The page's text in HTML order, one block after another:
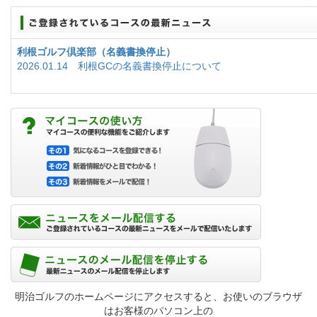
利根ゴルフ倶楽部（名義書換停止）
2026.01.14 利根GCの名義書換停止について
明治ゴルフのホームページにアクセスすると、お使いのブラウザ
はお客様のパソコン上の